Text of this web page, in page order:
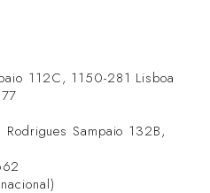
112C, 1150-281 Lisboa
Sampaio 132B,